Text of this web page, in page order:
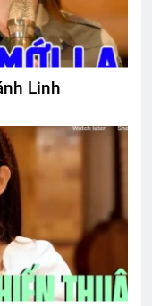
Linh